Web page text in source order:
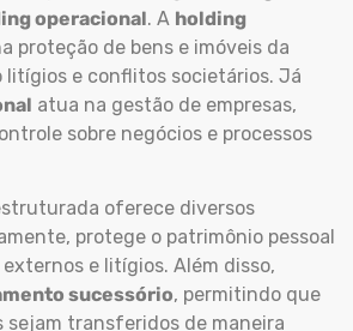
operacional. A holding
proteção de bens e imóveis da
litígios e conflitos societários. Já
atua na gestão de empresas,
sobre negócios e processos
oferece diversos
protege o patrimônio pessoal
e litígios. Além disso,
sucessório, permitindo que
sejam transferidos de maneira